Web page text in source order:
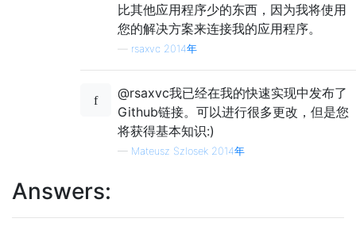
比其他应用程序少的东西，因为我将使用
您的解决方案来连接我的应用程序。
rsaxvc 2014年
@rsaxvc我已经在我的快速实现中发布了
Github链接。可以进行很多更改，但是您
将获得基本知识:)
— Mateusz Szlosek 2014年
Answers: